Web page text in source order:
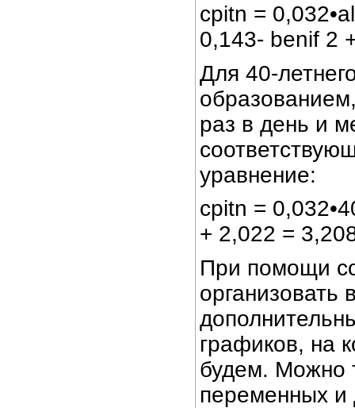
cpitn =
0,143- benif 2
Для 40-
раз в день и
уравнение:
cpitn =
+ 2,022 =
При помощи
организовать
графиков, на
будем. Можно
переменных и